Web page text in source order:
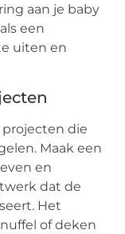
aan je baby
een
uiten en
projecten die
Maak een
en
dat de
Het
of deken